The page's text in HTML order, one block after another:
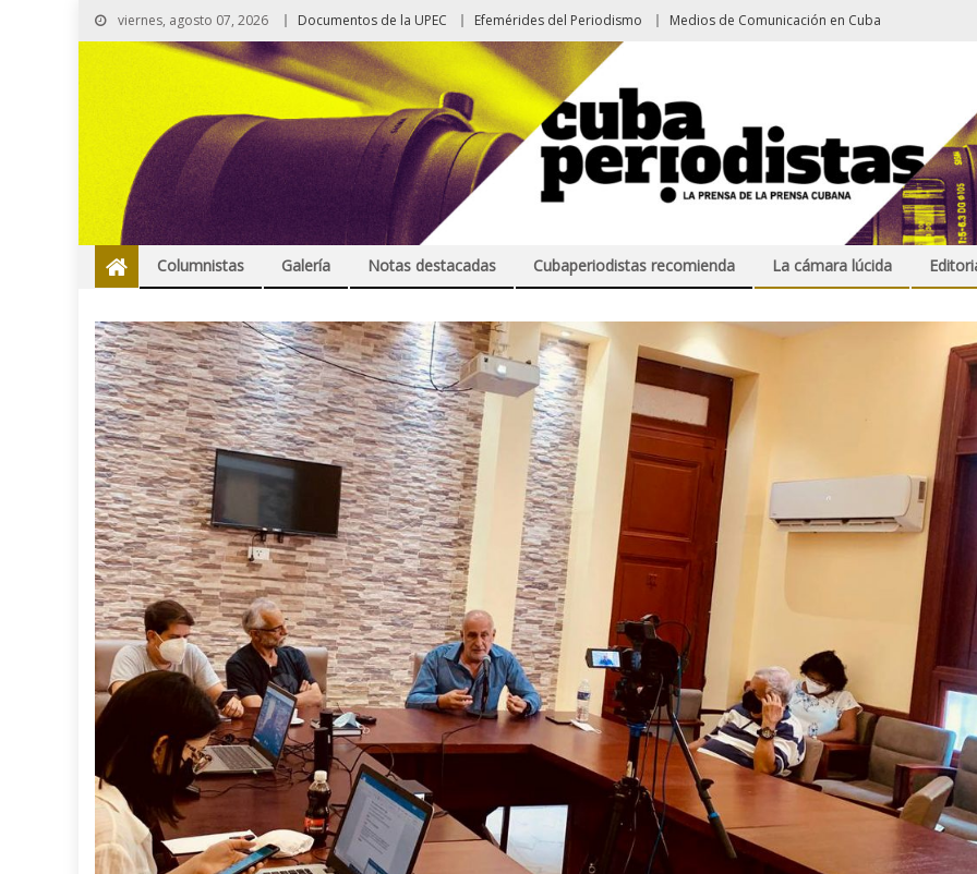
viernes, agosto 07, 2026 Documentos de la UPEC Efemérides del Periodismo Medios de Comunicación en Cuba
Columnistas Galería Notas destacadas Cubaperiodistas recomienda La cámara lúcida